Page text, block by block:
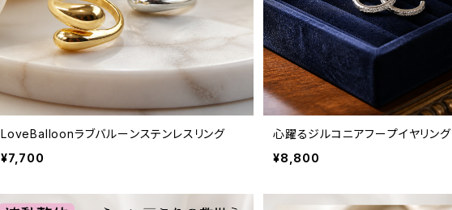
LoveBalloonラブバルーンステンレスリング
¥7,700
心躍るジルコニアフープイヤリング
¥8,800